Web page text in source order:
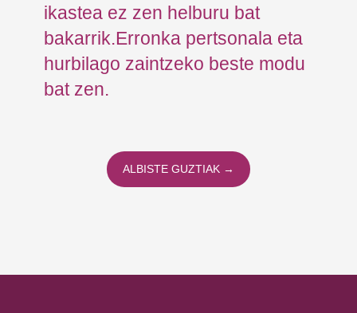
ikastea ez zen helburu bat
bakarrik.Erronka pertsonala eta
hurbilago zaintzeko beste modu
bat zen.
ALBISTE GUZTIAK →